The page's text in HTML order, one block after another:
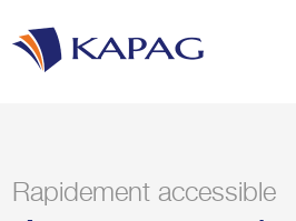
Rapidement accessible